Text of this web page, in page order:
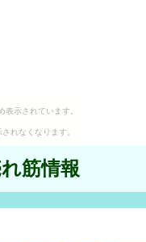
示されています。
れなくなります。
筋情報